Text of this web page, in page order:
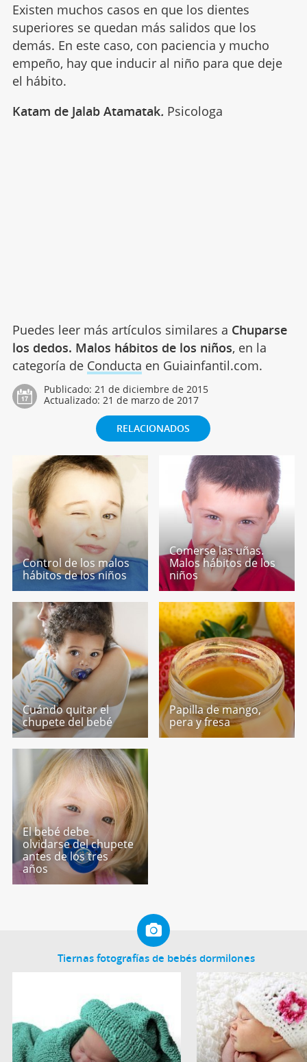
Existen muchos casos en que los dientes
superiores se quedan más salidos que los
demás. En este caso, con paciencia y mucho
empeño, hay que inducir al niño para que deje
el hábito.
Katam de Jalab Atamatak. Psicologa
Puedes leer más artículos similares a Chuparse
los dedos. Malos hábitos de los niños, en la
categoría de Conducta en Guiainfantil.com.
Publicado: 21 de diciembre de 2015
Actualizado: 21 de marzo de 2017
RELACIONADOS
Control de los malos
hábitos de los niños
Comerse las uñas.
Malos hábitos de los
niños
Cuándo quitar el
chupete del bebé
Papilla de mango,
pera y fresa
El bebé debe
olvidarse del chupete
antes de los tres
años
Tiernas fotografías de bebés dormilones